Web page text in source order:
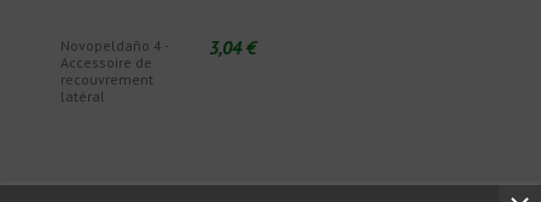
Novopeldaño 4 -
Accessoire de
recouvrement
latéral
3,04 €